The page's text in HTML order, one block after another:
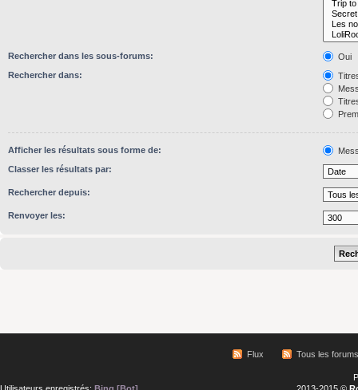
Rechercher dans les sous-forums:
Oui
Rechercher dans:
Afficher les résultats sous forme de:
Classer les résultats par:
Rechercher depuis:
Renvoyer les:
Flux Tous les forums
Utilisateurs enregistrés: Bing [Bot]
2013-2015 ©